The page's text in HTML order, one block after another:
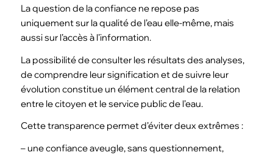
La question de la confiance ne repose pas
uniquement sur la qualité de l’eau elle-même, mais
aussi sur l’accès à l’information.
La possibilité de consulter les résultats des analyses,
de comprendre leur signification et de suivre leur
évolution constitue un élément central de la relation
entre le citoyen et le service public de l’eau.
Cette transparence permet d’éviter deux extrêmes :
– une confiance aveugle, sans questionnement,